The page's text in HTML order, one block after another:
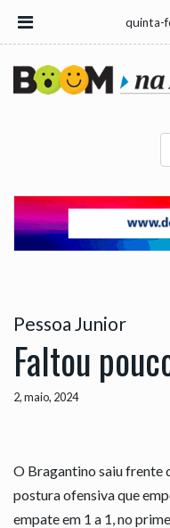
quinta-
Pessoa Junior
Faltou
2, maio, 2024
O Bragantino saiu frente
postura ofensiva que
empate em 1 a 1, no